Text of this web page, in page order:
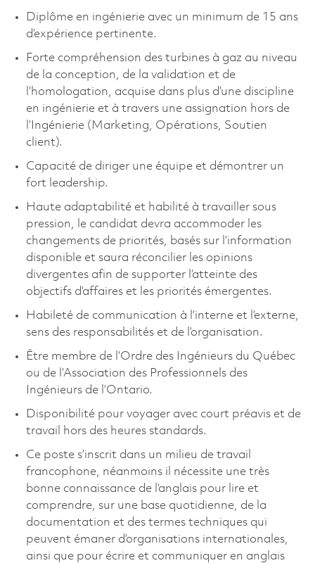
Diplôme en ingénierie avec un minimum de 15 ans
d’expérience pertinente.
Forte compréhension des turbines à gaz au niveau
de la conception, de la validation et de
l’homologation, acquise dans plus d’une discipline
en ingénierie et à travers une assignation hors de
l’Ingénierie (Marketing, Opérations, Soutien
client).
Capacité de diriger une équipe et démontrer un
fort leadership.
Haute adaptabilité et habilité à travailler sous
pression, le candidat devra accommoder les
changements de priorités, basés sur l’information
disponible et saura réconcilier les opinions
divergentes afin de supporter l’atteinte des
objectifs d’affaires et les priorités émergentes.
Habileté de communication à l’interne et l’externe,
sens des responsabilités et de l’organisation.
Être membre de l’Ordre des Ingénieurs du Québec
ou de l’Association des Professionnels des
Ingénieurs de l’Ontario.
Disponibilité pour voyager avec court préavis et de
travail hors des heures standards.
Ce poste s’inscrit dans un milieu de travail
francophone, néanmoins il nécessite une très
bonne connaissance de l’anglais pour lire et
comprendre, sur une base quotidienne, de la
documentation et des termes techniques qui
peuvent émaner d’organisations internationales,
ainsi que pour écrire et communiquer en anglais